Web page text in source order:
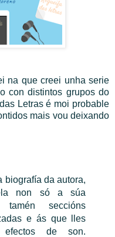
na que creei unha serie
con distintos grupos do
Letras é moi probable
mais vou deixando
biografía da autora,
non só a súa
seccións
e ás que lles
efectos de son.